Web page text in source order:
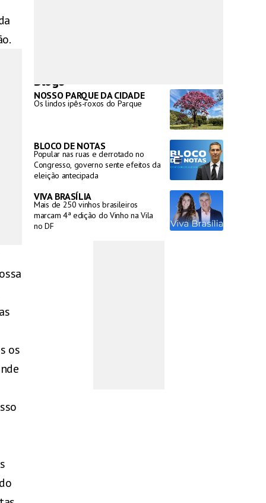
os
Blogs
NOSSO PARQUE DA CIDADE
Os lindos ipês-roxos do Parque
BLOCO DE NOTAS
Popular nas ruas e derrotado no
Congresso, governo sente efeitos da
eleição antecipada
VIVA BRASÍLIA
Mais de 250 vinhos brasileiros
marcam 4ª edição do Vinho na Vila
no DF